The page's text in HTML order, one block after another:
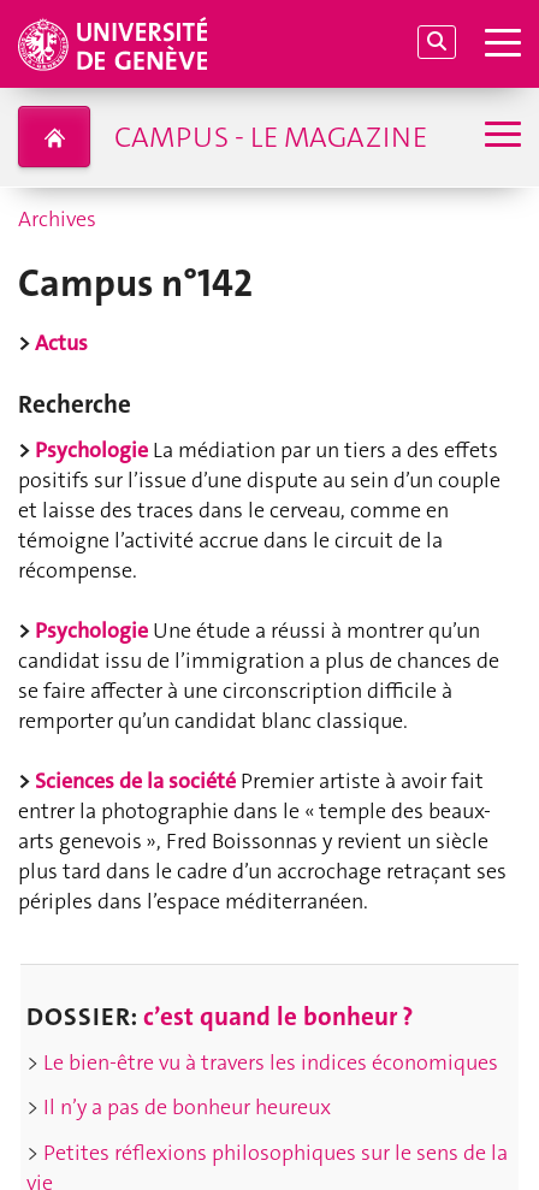
CAMPUS - LE MAGAZINE
Archives
Campus n°142
>Actus
Recherche
> Psychologie La médiation par un tiers a des effets
positifs sur l’issue d’une dispute au sein d’un couple
et laisse des traces dans le cerveau, comme en
témoigne l’activité accrue dans le circuit de la
récompense.
> Psychologie Une étude a réussi à montrer qu’un
candidat issu de l’immigration a plus de chances de
se faire affecter à une circonscription difficile à
remporter qu’un candidat blanc classique.
> Sciences de la société Premier artiste à avoir fait
entrer la photographie dans le « temple des beaux-
arts genevois », Fred Boissonnas y revient un siècle
plus tard dans le cadre d’un accrochage retraçant ses
périples dans l’espace méditerranéen.
DOSSIER: c’est quand le bonheur ?
> Le bien-être vu à travers les indices économiques
> Il n’y a pas de bonheur heureux
> Petites réflexions philosophiques sur le sens de la
vie